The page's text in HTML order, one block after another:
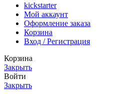
kickstarter
Мой аккаунт
Оформление заказа
Корзина
Вход / Регистрация
Корзина
Закрыть
Войти
Закрыть